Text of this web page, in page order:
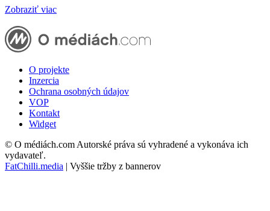
Zobraziť viac
O projekte
Inzercia
Ochrana osobných údajov
VOP
Kontakt
Widget
© O médiách.com Autorské práva sú vyhradené a vykonáva ich
vydavateľ.
FatChilli.media | Vyššie tržby z bannerov